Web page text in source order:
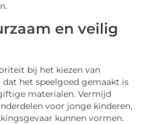
en veilig
bij het kiezen van
het speelgoed gemaakt is
materialen. Vermijd
voor jonge kinderen,
kunnen vormen.